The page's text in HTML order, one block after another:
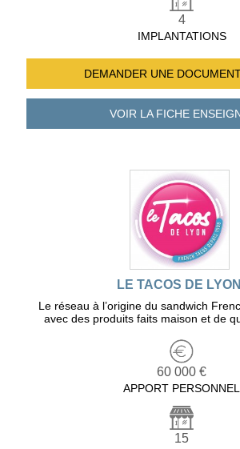
4
IMPLANTATIONS
DEMANDER UNE
VOIR LA FICHE
LE TACOS DE LYON
Le réseau à l’origine du sandwich
avec des produits faits maison et de
60 000 €
APPORT PERSONNEL
15